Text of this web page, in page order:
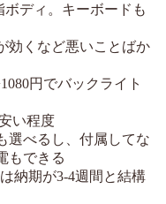
ディ。キーボードも
効くなど悪いことばか
円でバックライト
い程度
選べるし、付属してな
もできる
納期が3-4週間と結構